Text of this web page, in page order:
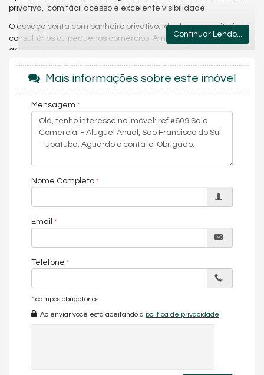
privativa, com fácil acesso e excelente visibilidade.
O espaço conta com banheiro privativo, ideal para escritórios,
consultórios ou pequenos comércios. Ambiente bem iluminado,
arejado e. A localização estratégica garante fluxo constante
sua atividade.
Perfeita para quem busca praticidade, segurança e um ponto
comercial com ótimo custo-benefício.
Valor: R$ 1.650.00 mais taxas
Agende uma visita e venha conhecer!
da Imobiliária Andreia Sinestri
Continuar Lendo...
Mais informações sobre este imóvel
Mensagem
Nome Completo
Email
Telefone
* campos obrigatórios
Ao enviar você está aceitando a política de privacidade.